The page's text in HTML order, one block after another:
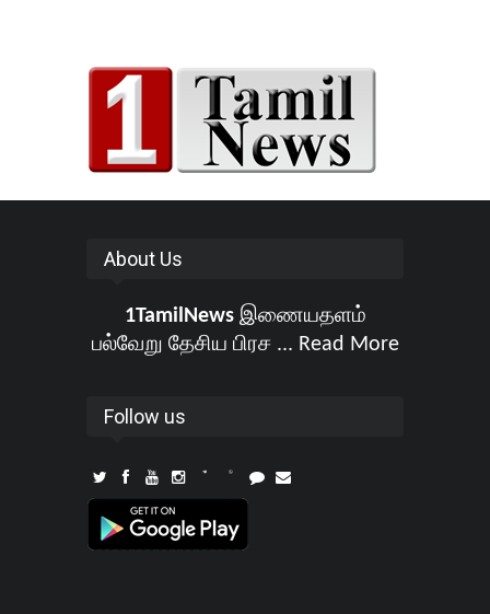
About Us
1TamilNewsஇணையதளம்
பல்வேறு தேசிய பிரச ... Read More
Follow us